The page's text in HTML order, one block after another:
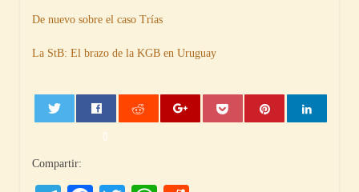
De nuevo sobre el caso Trías
La StB: El brazo de la KGB en Uruguay
0
Compartir: